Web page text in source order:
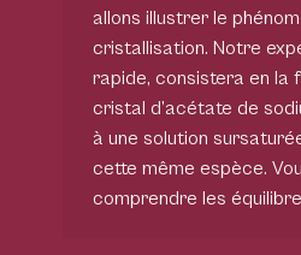
allons illustrer le
cristallisation. Notre
rapide, consistera en la
cristal d’acétate de
à une solution
cette même espèce.
comprendre les